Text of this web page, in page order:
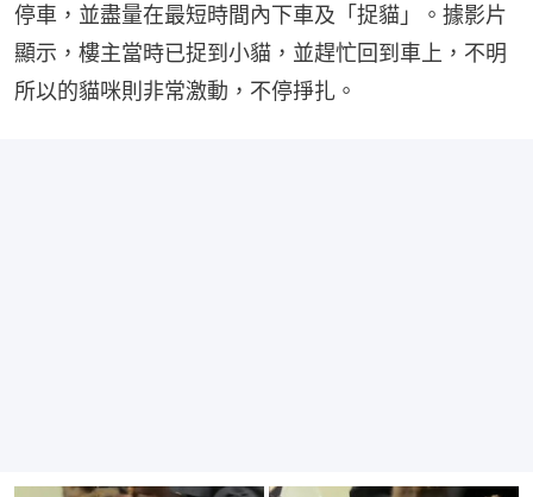
停車，並盡量在最短時間內下車及「捉貓」。據影片
顯示，樓主當時已捉到小貓，並趕忙回到車上，不明
所以的貓咪則非常激動，不停掙扎。